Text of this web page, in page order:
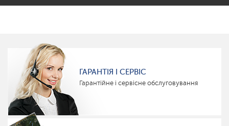
ГАРАНТІЯ І СЕРВІС
Гарантійне і сервісне обслуговування